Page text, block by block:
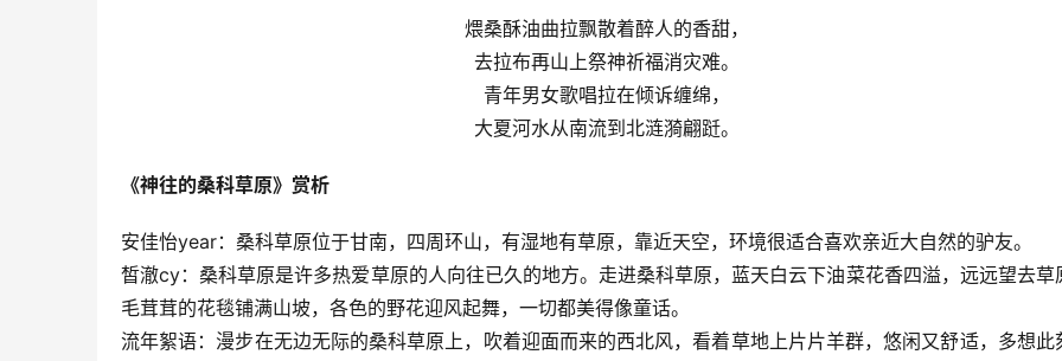
煨桑酥油曲拉飘散着醉人的香甜，
去拉布再山上祭神祈福消灾难。
青年男女歌唱拉在倾诉缠绵，
大夏河水从南流到北涟漪翩跹。
《神往的桑科草原》赏析
安佳怡year：桑科草原位于甘南，四周环山，有湿地有草原，靠近天空，环境很适合喜欢亲近大自然的驴友。
皙澈cy：桑科草原是许多热爱草原的人向往已久的地方。走进桑科草原，蓝天白云下油菜花香四溢，远远望去草
毛茸茸的花毯铺满山坡，各色的野花迎风起舞，一切都美得像童话。
流年絮语：漫步在无边无际的桑科草原上，吹着迎面而来的西北风，看着草地上片片羊群，悠闲又舒适，多想此